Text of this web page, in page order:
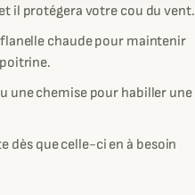
il protégera votre cou du vent.
chaude pour maintenir
une chemise pour habiller une
dès que celle-ci en à besoin